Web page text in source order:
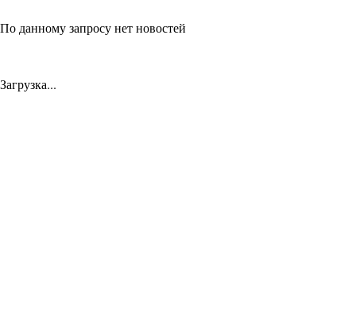
По данному запросу нет новостей
Загрузка...